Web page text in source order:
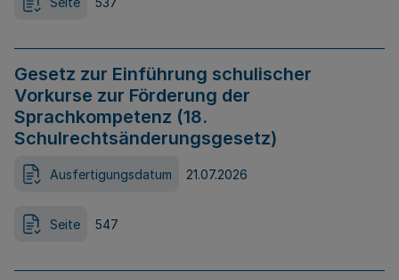
Gesetz zur Einführung schulischer
Vorkurse zur Förderung der
Sprachkompetenz (18.
Schulrechtsänderungsgesetz)
Ausfertigungsdatum 21.07.2026
Seite 547